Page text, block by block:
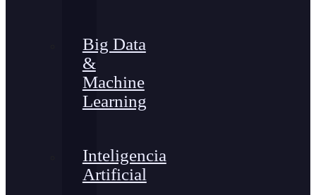
Big Data
&
Machine
Learning
Inteligencia
Artificial